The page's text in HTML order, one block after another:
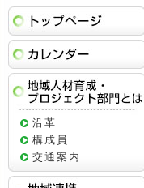
沿革
構成員
交通案内